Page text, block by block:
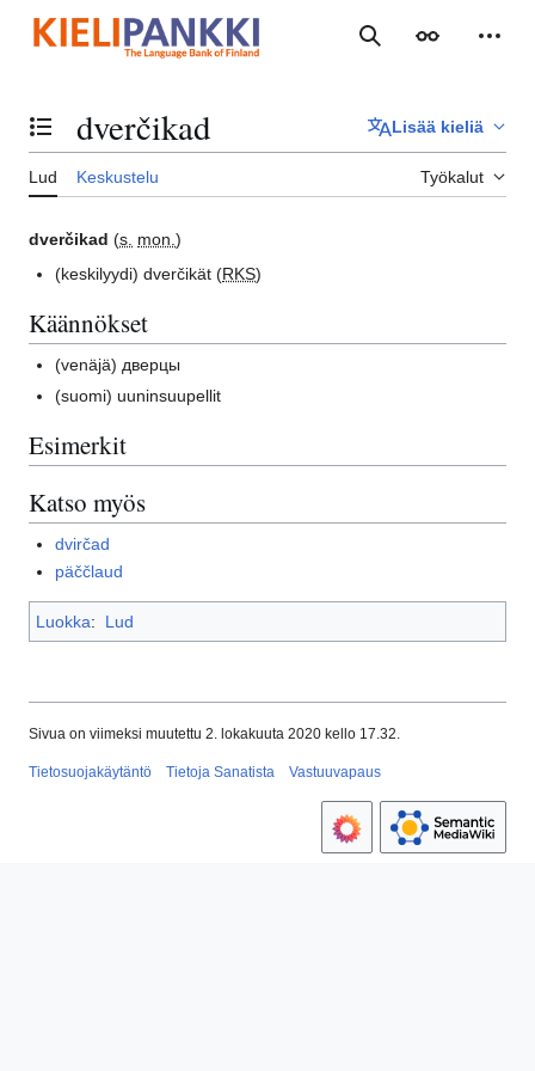
sisältöön
Haku Ulkoasu
Vaihda sisällysluettelo
dverčikad Lisää kieliä
Lud Keskustelu Työkalut
dverčikad (s. mon. )
(keskilyydi)dverčikät (RKS)
Käännökset
(venäjä) дверцы
(suomi) uuninsuupellit
Esimerkit
Katso myös
dvirčad
päččlaud
Luokka: Lud
Sivua on viimeksi muutettu 2. lokakuuta 2020 kello 17.32.
Tietosuojakäytäntö Tietoja Sanatista Vastuuvapaus